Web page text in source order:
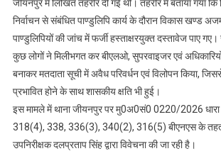
जीयनपुर में लिखित तहरीर दी गई थी। तहरीर में बताया गया
निर्वाचन से संबंधित पाण्डुलिपि कार्य के दौरान विकास खण्ड
पाण्डुलिपियों की जांच में फर्जी हस्ताक्षरयुक्त दस्तावेज पाए
कुछ लोगों ने मिलीभगत कर बीएलओ, सुपरवाइजर एवं
बनाकर मतदाता सूची में अवैध परिवर्धन एवं विलोपन किया,
प्रभावित होने के साथ शासकीय क्षति भी हुई।
इस मामले में थाना जीयनपुर पर मु0अ0सं0 0220/2026
318(4), 338, 336(3), 340(2), 316(5) बीएनएस के तहत
उपनिरीक्षक दलप्रताप सिंह द्वारा विवेचना की जा रही है।